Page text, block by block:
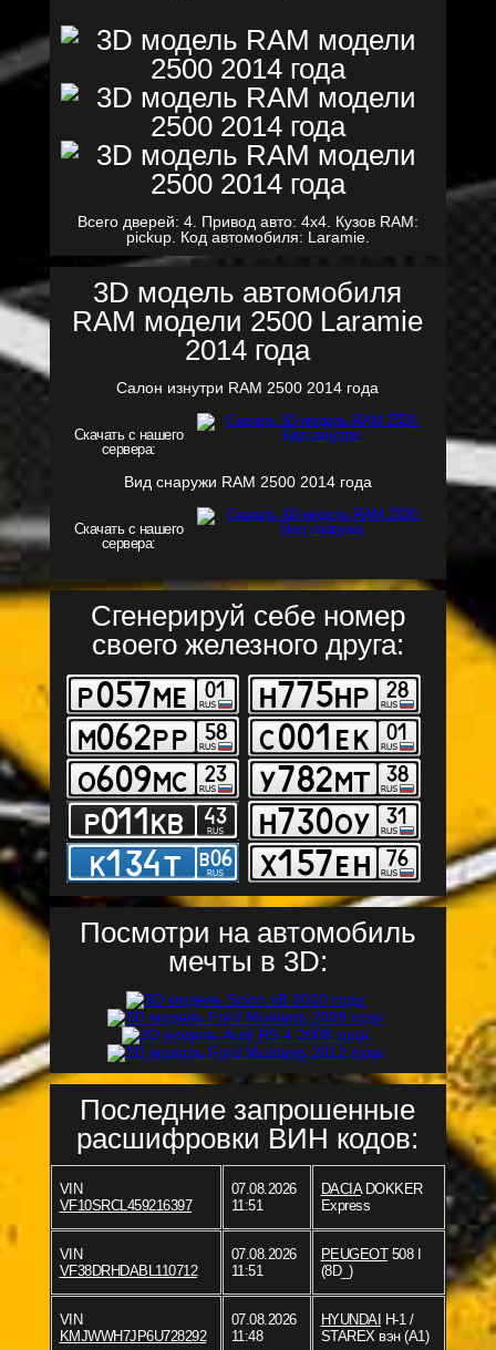
Всего дверей: 4. Привод авто: 4x4. Кузов RAM:
pickup. Код автомобиля: Laramie.
3D модель автомобиля
RAM модели 2500 Laramie
2014 года
Салон изнутри RAM 2500 2014 года
Скачать с нашего
сервера:
Вид снаружи RAM 2500 2014 года
Скачать с нашего
сервера:
Сгенерируй себе номер
своего железного друга:
Посмотри на автомобиль
мечты в 3D:
Последние запрошенные
расшифровки ВИН кодов:
VIN
VF10SRCL459216397
07.08.2026
11:51
DACIADOKKER
Express
VIN
VF38DRHDABL110712
07.08.2026
11:51
PEUGEOT508 I
(8D_)
VIN
KMJWWH7JP6U728292
07.08.2026
11:48
HYUNDAI H-1 /
STAREX вэн (A1)